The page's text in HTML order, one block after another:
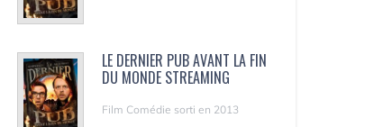
LE DERNIER PUB AVANT LA FIN
DU MONDE STREAMING
Film Comédie sorti en 2013